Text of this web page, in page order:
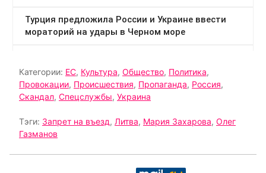
Категории: ЕС, Культура, Общество, Политика,
Провокации, Происшествия, Пропаганда, Россия,
Скандал, Спецслужбы, Украина
Тэги: Запрет на въезд, Литва, Мария Захарова, Олег
Газманов